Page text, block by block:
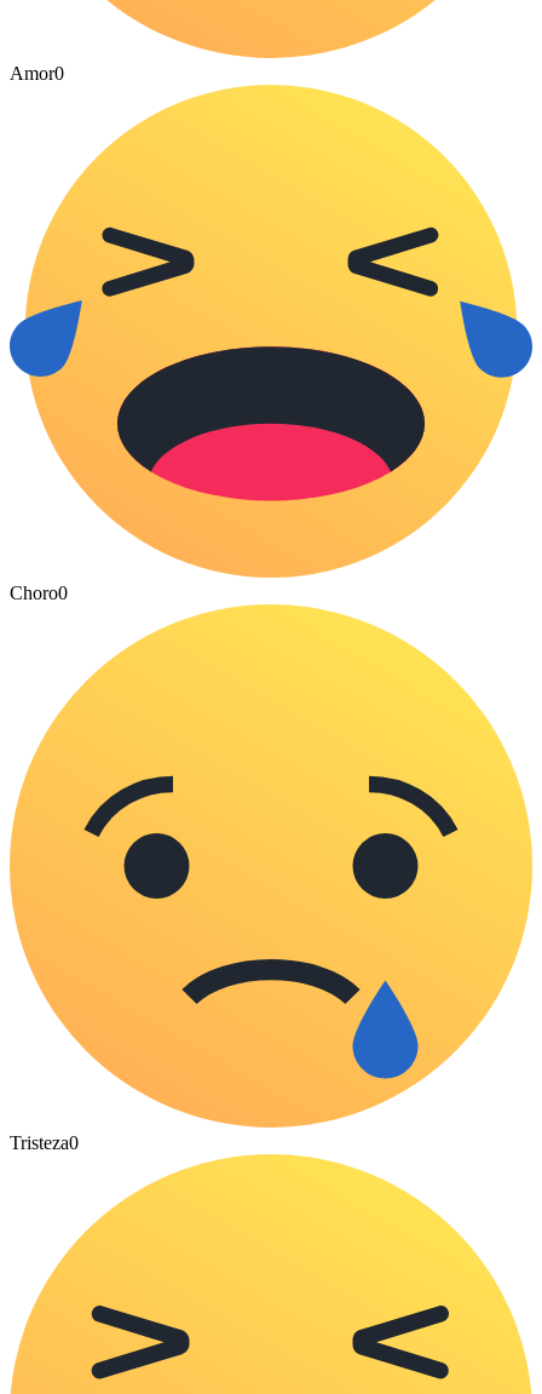
Amor0
Choro0
Tristeza0